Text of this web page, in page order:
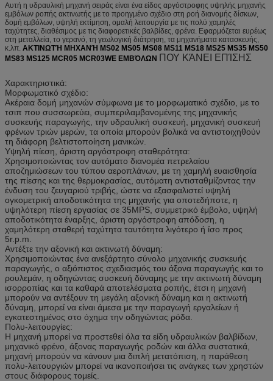
Αυτή η υδραυλική μηχανή σειράς είναι ένα είδος αργόστροφης υψηλής μηχανής
εμβόλων ροπής ακτινωτής με το προηγμένο σχέδιο στη ροή διανομής δίσκων,
δομή εμβόλων, υψηλή εκτίμηση, ομαλή λειτουργία με τις πολύ χαμηλές
ταχύτητες, διαθέσιμος με τις διαφορετικές βαλβίδες, φρένα. Εφαρμόζεται ευρέως
στη μεταλλεία, το γερανό, τη γεωλογική διάτρηση, τα μηχανήματα κατασκευής,
κ.λπ. ΑΚΤΙΝΩΤΉ ΜΗΧΑΝΉ MS02 MS05 MS08 MS11 MS18 MS25 MS35 MS50
MS83 MS125 MCR05 MCR03WE ΕΜΒΌΛΩΝ ΠΟΥ ΚΆΝΕΙ ΕΠΊΣΗΣ
Χαρακτηριστικά:
Μορφωματικό σχέδιο:
Ακέραια δομή μηχανών σύμφωνα με το μορφωματικό σχέδιο, με το
τσιπ που συσσωρεύει, συμπεριλαμβανομένης της μηχανικής
συσκευής παραγωγής, την υδραυλική συσκευή, μηχανική συσκευή
φρένων τριών μερών, τα οποία μπορούν βολικά να αντιστοιχηθούν
τη διάφορη βελτιστοποίηση μανικών.
Υψηλή πίεση, άριστη αργόστροφη σταθερότητα:
Χρησιμοποιώντας τον αυτόματο διανομέα πετρελαίου
αποζημιώσεων του τύπου αεροπλάνων, με τη χαμηλή ευαισθησία
της πίεσης και της θερμοκρασίας, αυτόματη αντισταθμίζοντας την
ένδυση του ζευγαριού τριβής, ώστε να εξασφαλιστεί υψηλή
ογκομετρική αποδοτικότητα της μηχανής για οποτεδήποτε, η
υψηλότερη πίεση εργασίας σε 35MPS, συμμετρικό έμβολο, υψηλή
αποδοτικότητα έναρξης, άριστη αργόστροφη απόδοση, η
χαμηλότερη σταθερή ταχύτητα ταυτότητα λιγότερο ή ίσο προς
5r.p.m.
Αντέξτε την αξονική και ακτινωτή δύναμη:
Χρησιμοποιώντας ένα ανεξάρτητο σύνολο μηχανικής συσκευής
παραγωγής, ο αξιόπιστος σχεδιασμός του άξονα παραγωγής και το
ρουλεμάν, η οδηγώντας συσκευή δύναμης με την ακτινωτή δύναμη
ισορροπίας και τα καθαρά αποτελέσματα ροπής, έτσι η μηχανή
μπορούν να αντέξουν τη μεγάλη αξονική δύναμη και η ακτινωτή
δύναμη, μπορεί να είναι άμεσα με την παραγωγή εργαλείων ή
εγκατεστημένος στο όχημα την οδηγώντας ρόδα.
Πολυ-λειτουργίες:
Η μηχανή μπορεί να προστεθεί όλα τα είδη υδραυλικών βαλβίδων,
μηχανικό φρένο, άξονας παραγωγής ροδών και άλλα συστατικά,
μηχανή μπορούν να κάνουν μια διπλή μετατόπιση, η παράθεση
πολυ-λειτουργιών μπορεί να ικανοποιήσει τις ανάγκες των χρηστών
στους διάφορους τομείς.